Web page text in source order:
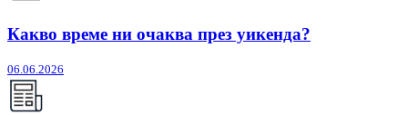
Какво време ни очаква през уикенда?
06.06.2026